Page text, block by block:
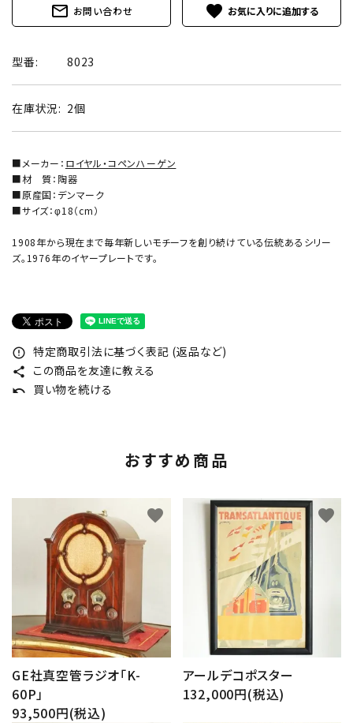
mail_outline お問い合わせ favorite
型番: 8023
在庫状況: 2個
■メーカー： ロイヤル・コペンハーゲン
■材 質：陶器
■原産国：デンマーク
■サイズ：φ18（cm）
1908年から現在まで毎年新しいモチーフを創り続けている伝統あるシリー
ズ。1976年のイヤープレートです。
error_outline 特定商取引法に基づく表記 (返品など)
share この商品を友達に教える
undo 買い物を続ける
おすすめ商品
GE社真空管ラジオ「K-
60P」
93,500円(税込)
favorite
アールデコポスター
132,000円(税込)
favorite